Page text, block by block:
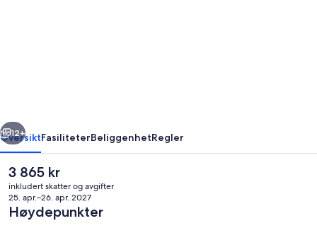
Near
Gondola
&
Hot
Springs
Neste
12+
OversiktFasiliteterBeliggenhetRegler
Den
nåværende
prisen
er
3 865 kr
3 865 kr
inkludert skatter og avgifter
25. apr.–26. apr. 2027
Høydepunkter